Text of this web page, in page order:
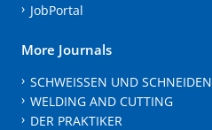
JobPortal
More Journals
SCHWEISSEN UND SCHNEIDEN
WELDING AND CUTTING
DER PRAKTIKER